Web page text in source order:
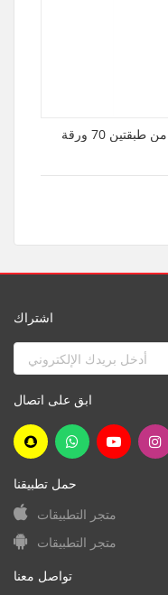
70 ورقة
اشتراك
ابق على اتصال
حمل تطبيقنا
متجر التطبيقات
متجر التطبيقات
تواصل معنا